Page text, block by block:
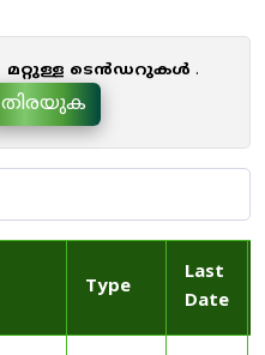
മറ്റുള്ള ടെൻഡറുകൾ .
തിരയുക
Type
Last
Date